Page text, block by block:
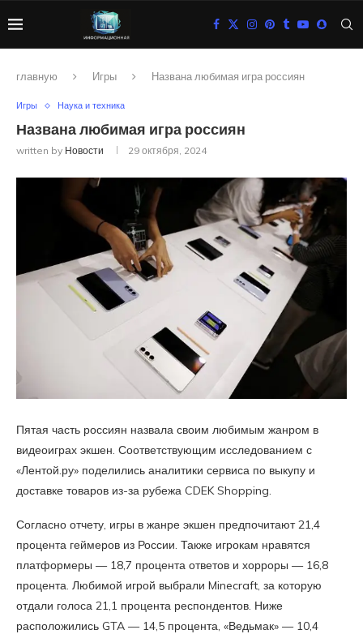
главную Игры Названа любимая игра россиян
Игры Наука и техника
Названа любимая игра россиян
written by Новости 29 октября, 2024
Пятая часть россиян назвала своим любимым жанром в
видеоиграх экшен. Соответствующим исследованием с
«Лентой.ру» поделились аналитики сервиса по выкупу и
доставке товаров из-за рубежа CDEK Shopping.
Согласно отчету, игры в жанре экшен предпочитают 21,4
процента геймеров из России. Также игрокам нравятся
платформеры — 18,7 процента ответов и хорроры — 16,8
процента. Любимой игрой выбрали Minecraft, за которую
отдали голоса 21,1 процента респондентов. Ниже
расположились GTA — 14,5 процента, «Ведьмак» — 10,4